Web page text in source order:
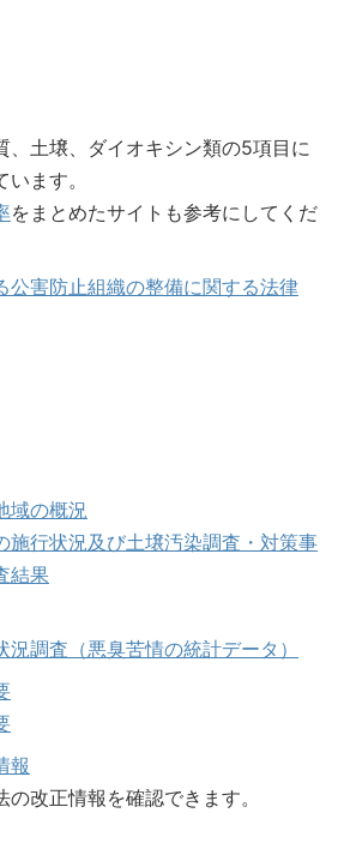
、土壌、ダイオキシン類の5項目に
ます。
をまとめたサイトも参考にしてくだ
公害防止組織の整備に関する法律
域の概況
施行状況及び土壌汚染調査・対策事
結果
調査（悪臭苦情の統計データ）
報
改正情報を確認できます。